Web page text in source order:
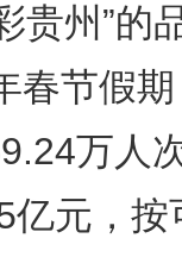
贵州”的
春节假
万人
亿元，按